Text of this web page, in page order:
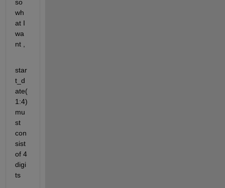
so
wh
at I
wa
nt ,
star
t_d
ate(
1:4)
mu
st
con
sist
of 4
digi
ts